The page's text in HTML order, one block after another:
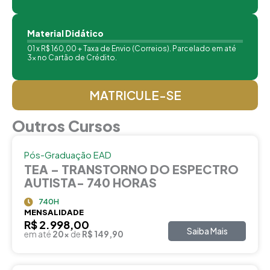
Material Didático
01 x R$ 160,00 + Taxa de Envio (Correios). Parcelado em até
3x no Cartão de Crédito.
MATRICULE-SE
Outros Cursos
Pós-Graduação EAD
TEA – TRANSTORNO DO ESPECTRO
AUTISTA- 740 HORAS
740H
MENSALIDADE
R$ 2.998,00
em até 20xde R$ 149,90 Saiba Mais